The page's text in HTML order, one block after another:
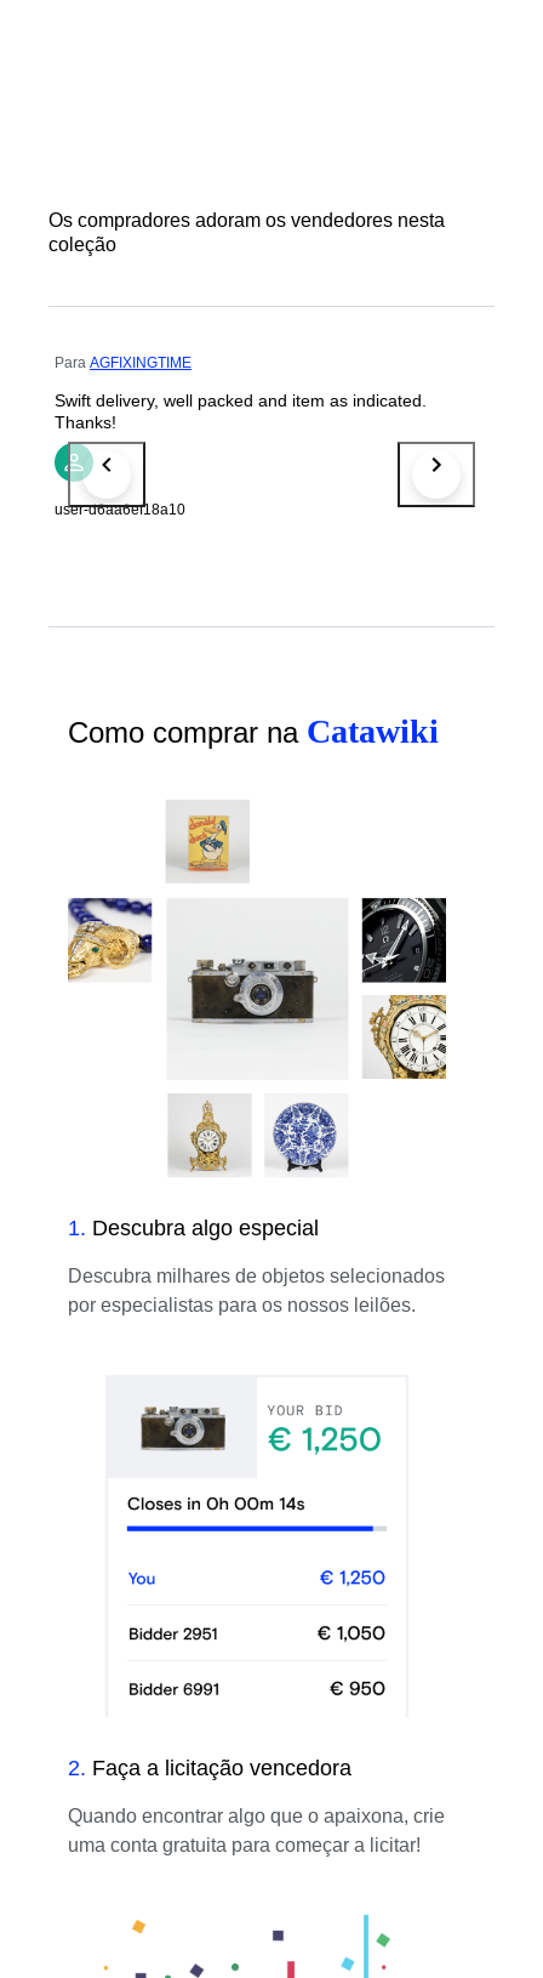
Os compradores adoram os vendedores nesta
coleção
Para AGFIXINGTIME
Swift delivery, well packed and item as indicated.
Thanks!
user-d6aa6ef18a10
Como comprar na Catawiki
1. Descubra algo especial
Descubra milhares de objetos selecionados
por especialistas para os nossos leilões.
2. Faça a licitação vencedora
Quando encontrar algo que o apaixona, crie
uma conta gratuita para começar a licitar!